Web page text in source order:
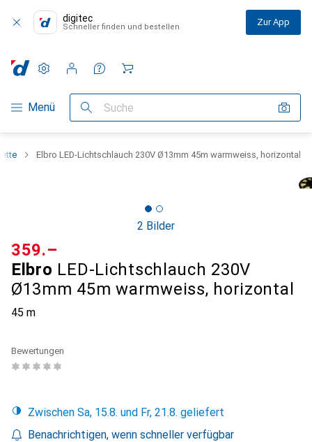
digitec
Schneller finden und bestellen Zur App
Navigation nach Kategorien
Menü Suche
Einstellungen
Kundenkonto
Vergleichslisten
Merklisten
Warenkorb
Elbro LED-Lichtschlauch 230V Ø13mm 45m warmweiss, horizontal
2 Bilder
Elbro LED-Lichtschlauch 230V
Ø13mm 45m warmweiss, horizontal
45 m
CHF
359.–
Bewertungen
Zwischen Sa, 15.8. und Fr, 21.8. geliefert
Benachrichtigen, wenn schneller verfügbar